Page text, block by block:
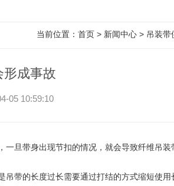
当前位置： 首页 > 新闻中心 > 吊装带
形成事故
05 10:59:10
旦带身出现节扣的情况，就会导致纤维吊装
带的长度过长需要通过打结的方式缩短使用